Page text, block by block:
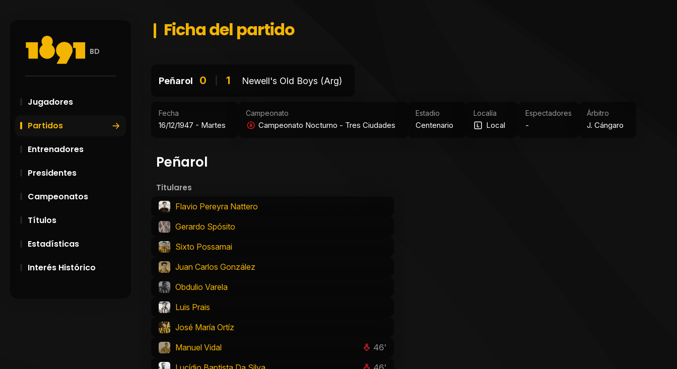
BD
Jugadores
Partidos
Entrenadores
Presidentes
Campeonatos
Títulos
Estadísticas
Interés Histórico
Ficha del partido
Peñarol 0 1 Newell's Old Boys (Arg)
Fecha
16/12/1947 - Martes
Campeonato
Campeonato Nocturno - Tres Ciudades
Estadio
Centenario
Localía
Local
Espectadores
-
Árbitro
J. Cángaro
Peñarol
Titulares
Flavio Pereyra Nattero
Gerardo Spósito
Sixto Possamai
Juan Carlos González
Obdulio Varela
Luis Prais
José María Ortíz
Manuel Vidal
46'